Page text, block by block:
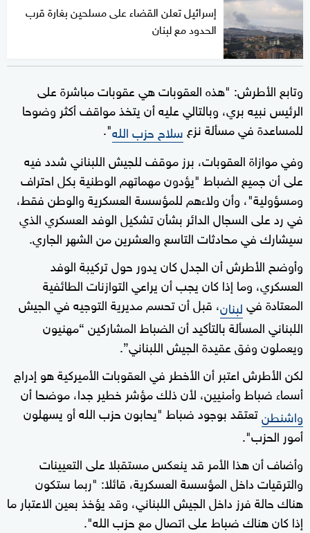
إسرائيل تعلن القضاء على مسلحين بغارة قرب
الحدود مع لبنان
وتابع الأطرش: "هذه العقوبات هي عقوبات مباشرة على
الرئيس نبيه بري، وبالتالي عليه أن يتخذ مواقف أكثر وضوحا
للمساعدة في مسألة نزع سلاح حزب الله".
وفي موازاة العقوبات، برز موقف للجيش اللبناني شدد فيه
على أن جميع الضباط "يؤدون مهماتهم الوطنية بكل احتراف
ومسؤولية"، وأن ولاءهم للمؤسسة العسكرية والوطن فقط،
في رد على السجال الدائر بشأن تشكيل الوفد العسكري الذي
سيشارك في محادثات التاسع والعشرين من الشهر الجاري.
وأوضح الأطرش أن الجدل كان يدور حول تركيبة الوفد
العسكري، وما إذا كان يجب أن يراعي التوازنات الطائفية
المعتادة فيلبنان، قبل أن تحسم مديرية التوجيه في الجيش
اللبناني المسألة بالتأكيد أن الضباط المشاركين “مهنيون
ويعملون وفق عقيدة الجيش اللبناني”.
لكن الأطرش اعتبر أن الأخطر في العقوبات الأميركية هو إدراج
أسماء ضباط وأمنيين، لأن ذلك مؤشر خطير جدا، موضحا أن
واشنطنتعتقد بوجود ضباط "يحابون حزب الله أو يسهلون
أمور الحزب".
وأضاف أن هذا الأمر قد ينعكس مستقبلا على التعيينات
والترقيات داخل المؤسسة العسكرية، قائلا: "ربما ستكون
هناك حالة فرز داخل الجيش اللبناني، وقد يؤخذ بعين الاعتبار ما
إذا كان هناك ضباط على اتصال مع حزب الله".